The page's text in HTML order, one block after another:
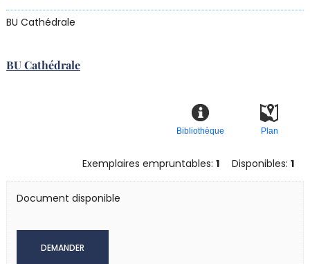
BU Cathédrale
BU Cathédrale
Plan
Bibliothèque
Exemplaires empruntables:1 Disponibles:1
Document disponible
DEMANDER